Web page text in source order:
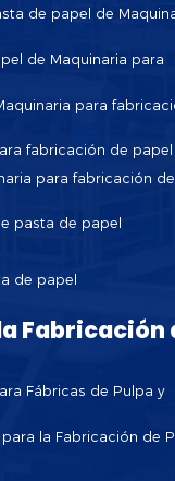
de papel de
de Maquinaria para
para
fabricación de papel
para fabricación de
pasta de papel
de papel
Fabricación
Fábricas de Pulpa y
la Fabricación de